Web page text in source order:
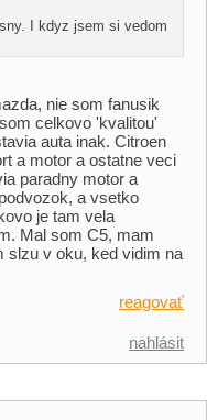
I kdyz jsem si vedom
nie som fanusik
celkovo 'kvalitou'
auta inak. Citroen
a motor a ostatne veci
paradny motor a
a vsetko
je tam vela
Mal som C5, mam
slzu v oku, ked vidim na
reagovať
nahlásit